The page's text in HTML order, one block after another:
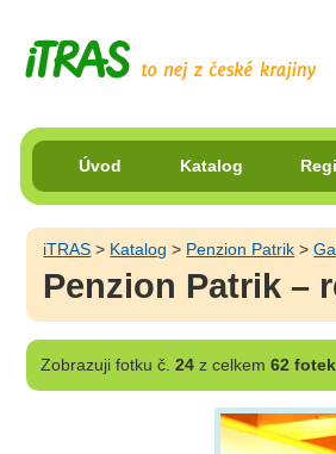
Úvod Katalog
iTRAS > Katalog > Penzion Patrik >
Penzion Patrik –
Zobrazujifotku č. 24z celkem 62 fotek